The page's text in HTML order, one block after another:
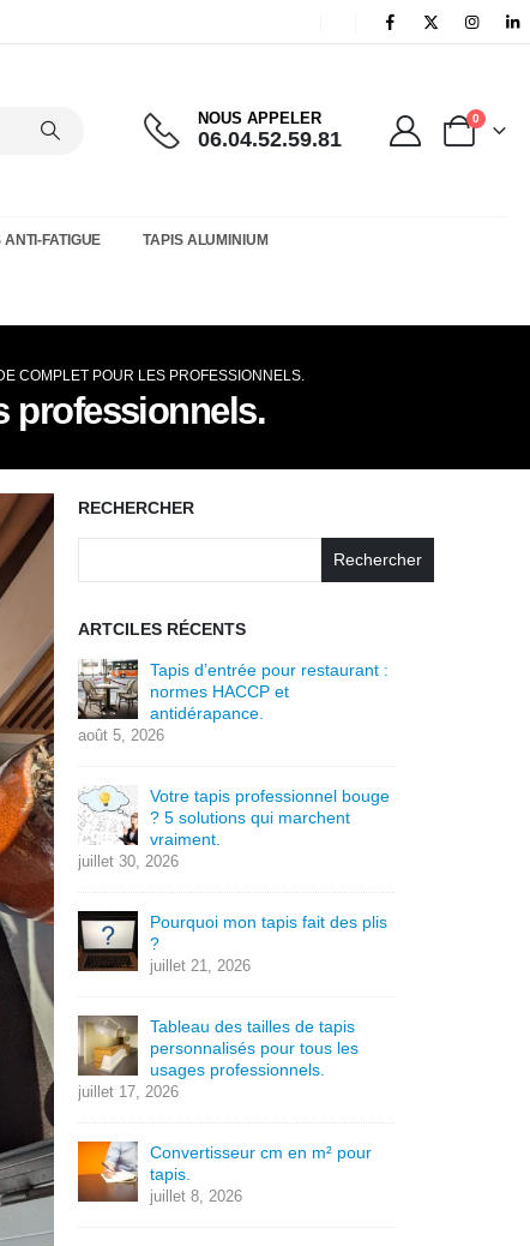
NOUS APPELER
06.04.52.59.81
0
ANTI-FATIGUE TAPIS ALUMINIUM
COMPLET POUR LES PROFESSIONNELS.
professionnels.
RECHERCHER
Rechercher
ARTCILES RÉCENTS
Tapis d’entrée pour restaurant :
normes HACCP et
antidérapance.
août 5, 2026
Votre tapis professionnel bouge
? 5 solutions qui marchent
vraiment.
juillet 30, 2026
Pourquoi mon tapis fait des plis
?
juillet 21, 2026
Tableau des tailles de tapis
personnalisés pour tous les
usages professionnels.
juillet 17, 2026
Convertisseur cm en m² pour
tapis.
juillet 8, 2026